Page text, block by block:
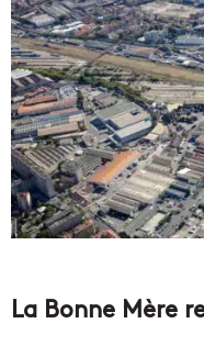
La Bonne Mère